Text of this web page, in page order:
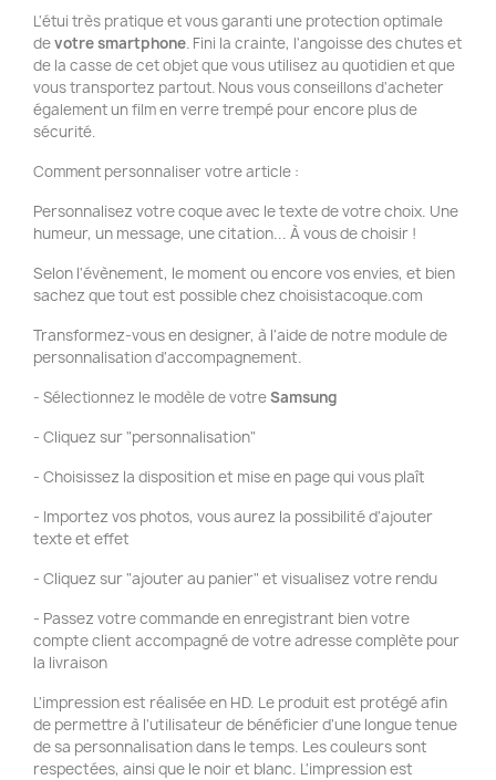
L'étui très pratique et vous garanti une protection optimale
devotre smartphone. Fini la crainte, l'angoisse des chutes et
de la casse de cet objet que vous utilisez au quotidien et que
vous transportez partout. Nous vous conseillons d'acheter
également un film en verre trempé pour encore plus de
sécurité.
Comment personnaliser votre article :
Personnalisez votre coque avec le texte de votre choix. Une
humeur, un message, une citation... À vous de choisir !
Selon l'évènement, le moment ou encore vos envies, et bien
sachez que tout est possible chez choisistacoque.com
Transformez-vous en designer, à l'aide de notre module de
personnalisation d'accompagnement.
- Sélectionnez le modèle de votreSamsung
- Cliquez sur "personnalisation"
- Choisissez la disposition et mise en page qui vous plaît
- Importez vos photos, vous aurez la possibilité d'ajouter
texte et effet
- Cliquez sur "ajouter au panier" et visualisez votre rendu
- Passez votre commande en enregistrant bien votre
compte client accompagné de votre adresse complète pour
la livraison
L'impression est réalisée en HD. Le produit est protégé afin
de permettre à l'utilisateur de bénéficier d'une longue tenue
de sa personnalisation dans le temps. Les couleurs sont
respectées, ainsi que le noir et blanc. L'impression est